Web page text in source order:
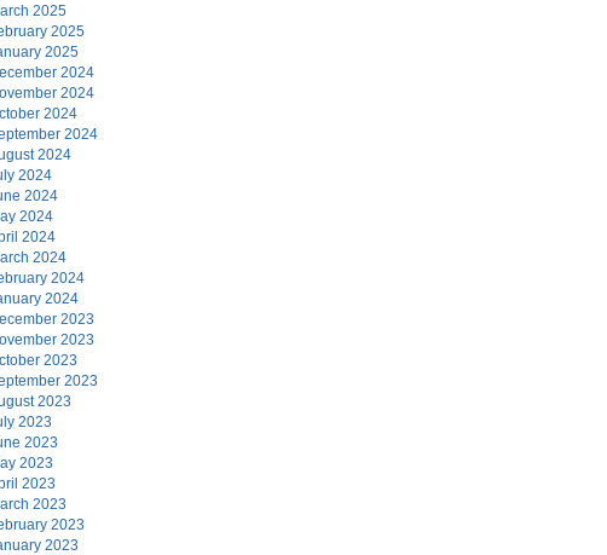
2025
2025
2025
2024
2024
2024
2024
2024
2024
2024
2024
2024
2024
2024
2024
2023
2023
2023
2023
2023
2023
2023
2023
2023
2023
2023
2023